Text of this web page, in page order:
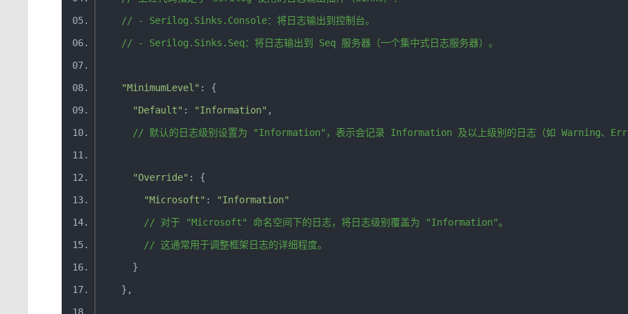
//
- Serilog . Sinks . Console：将日志输出到控制台。
//
- Serilog . Sinks . Seq：将日志输出到 Seq 服务器（一个集中式日志服务器）。
"MinimumLevel" :
{
"Default" : "Information" ,
//
默认的日志级别设置为 "Information" ，表示会记录 Information 及以上级别的日志（如 Warning、
"Override" :
{
"Microsoft" :
"Information"
//
对于 "Microsoft" 命名空间下的日志，将日志级别覆盖为 "Information"。
// 这通常用于调整框架日志的详细程度。
}
},